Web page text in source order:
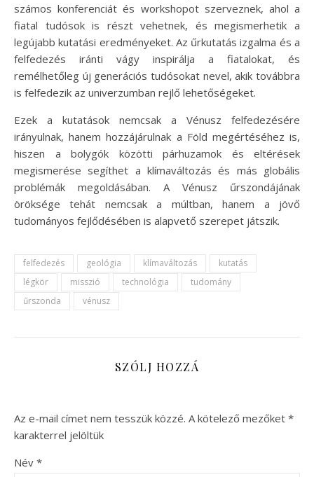
számos konferenciát és workshopot szerveznek, ahol a
fiatal tudósok is részt vehetnek, és megismerhetik a
legújabb kutatási eredményeket. Az űrkutatás izgalma és a
felfedezés iránti vágy inspirálja a fiatalokat, és
remélhetőleg új generációs tudósokat nevel, akik továbbra
is felfedezik az univerzumban rejlő lehetőségeket.
Ezek a kutatások nemcsak a Vénusz felfedezésére
irányulnak, hanem hozzájárulnak a Föld megértéséhez is,
hiszen a bolygók közötti párhuzamok és eltérések
megismerése segíthet a klímaváltozás és más globális
problémák megoldásában. A Vénusz űrszondájának
öröksége tehát nemcsak a múltban, hanem a jövő
tudományos fejlődésében is alapvető szerepet játszik.
felfedezés geológia klímaváltozás
kutatás
légkör
misszió technológia
tudomány
űrszonda
vénusz
SZÓLJ HOZZÁ
Az e-mail címet nem tesszük közzé. A kötelező mezőket *
karakterrel jelöltük
Név *